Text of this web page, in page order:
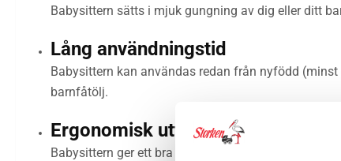
Babysittern sätts i mjuk gungning av dig eller ditt
Lång användningstid
Babysittern kan användas redan från nyfödd
barnfåtölj.
Ergonomisk utformning
Babysittern ger ett bra stöd för ditt barns rygg,